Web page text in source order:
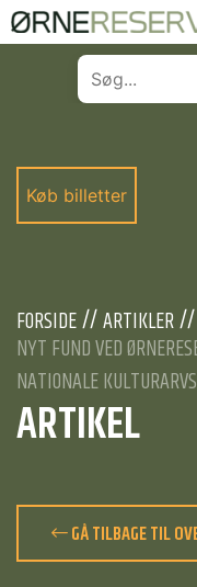
Køb billetter
FORSIDE
ARTIKLER
NYT FUND VED
NATIONALE
ARTIKEL
GÅ TILBAGE TIL